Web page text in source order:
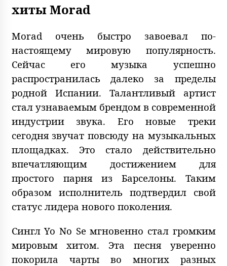
хиты Morad
Morad очень быстро завоевал по-
настоящему мировую популярность.
Сейчас его музыка успешно
распространилась далеко за пределы
родной Испании. Талантливый артист
стал узнаваемым брендом в современной
индустрии звука. Его новые треки
сегодня звучат повсюду на музыкальных
площадках. Это стало действительно
впечатляющим достижением для
простого парня из Барселоны. Таким
образом исполнитель подтвердил свой
статус лидера нового поколения.
Сингл Yo No Se мгновенно стал громким
мировым хитом. Эта песня уверенно
покорила чарты во многих разных